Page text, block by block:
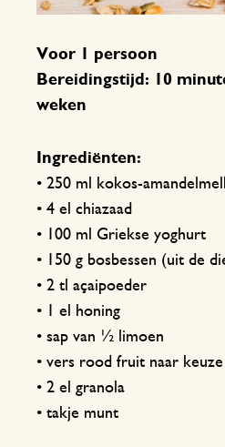
Voor 1 persoon
Bereidingstijd: 10
weken
Ingrediënten:
• 250 ml kokos-
• 4 el chiazaad
• 100 ml Griekse yoghurt
• 150 g bosbessen (uit de
• 2 tl açaipoeder
• 1 el honing
• sap van ½ limoen
• vers rood fruit naar keuze
• 2 el granola
• takje munt